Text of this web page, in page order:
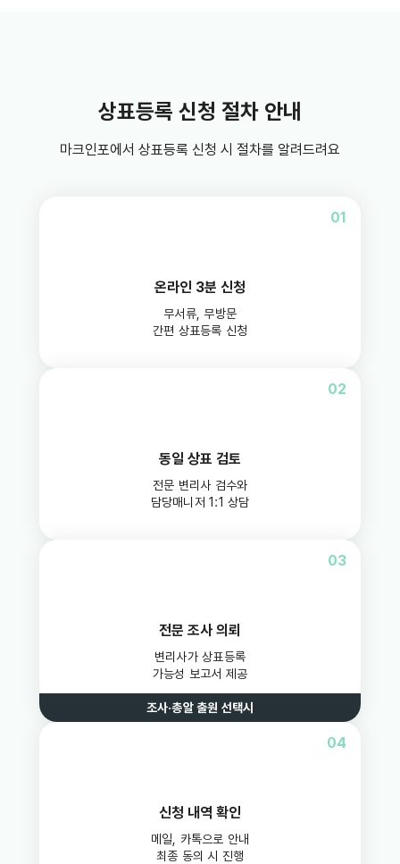
상표등록 신청 절차 안내
마크인포에서 상표등록 신청 시 절차를 알려드려요
01
온라인 3분 신청
무서류, 무방문
간편 상표등록 신청
02
동일 상표 검토
전문 변리사 검수와
담당매니저 1:1 상담
03
전문 조사 의뢰
변리사가 상표등록
가능성 보고서 제공
조사·총알 출원 선택시
04
신청 내역 확인
메일, 카톡으로 안내
최종 동의 시 진행